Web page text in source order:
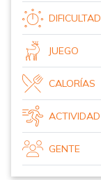
DIFICULTAD
JUEGO
CALORÍAS
ACTIVIDAD
GENTE